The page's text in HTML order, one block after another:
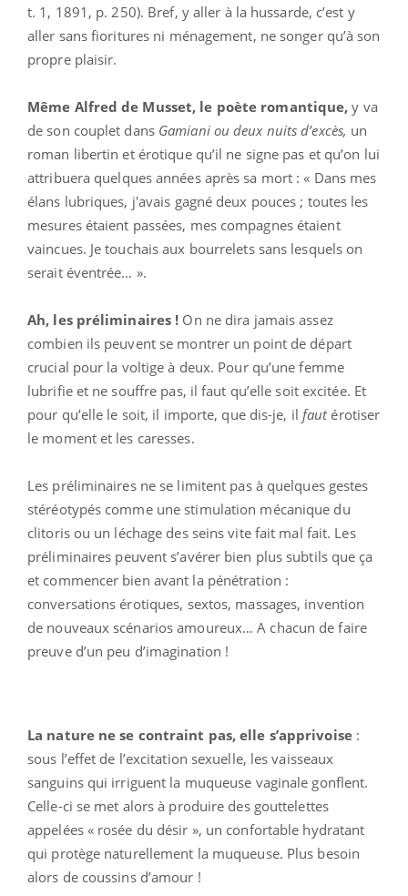
t. 1, 1891, p. 250). Bref, y aller à la hussarde, c’est y
aller sans fioritures ni ménagement, ne songer qu’à son
propre plaisir.
Même Alfred de Musset, le poète romantique,y va
de son couplet dans Gamiani ou deux nuits d’excès, un
roman libertin et érotique qu’il ne signe pas et qu’on lui
attribuera quelques années après sa mort : « Dans mes
élans lubriques, j'avais gagné deux pouces ; toutes les
mesures étaient passées, mes compagnes étaient
vaincues. Je touchais aux bourrelets sans lesquels on
serait éventrée… ».
Ah, les préliminaires ! On ne dira jamais assez
combien ils peuvent se montrer un point de départ
crucial pour la voltige à deux. Pour qu’une femme
lubrifie et ne souffre pas, il faut qu’elle soit excitée. Et
pour qu’elle le soit, il importe, que dis-je, il faut érotiser
le moment et les caresses.
Les préliminaires ne se limitent pas à quelques gestes
stéréotypés comme une stimulation mécanique du
clitoris ou un léchage des seins vite fait mal fait. Les
préliminaires peuvent s’avérer bien plus subtils que ça
et commencer bien avant la pénétration :
conversations érotiques, sextos, massages, invention
de nouveaux scénarios amoureux… A chacun de faire
preuve d’un peu d’imagination !
La nature ne se contraint pas, elle s’apprivoise :
sous l’effet de l’excitation sexuelle, les vaisseaux
sanguins qui irriguent la muqueuse vaginale gonflent.
Celle-ci se met alors à produire des gouttelettes
appelées « rosée du désir », un confortable hydratant
qui protège naturellement la muqueuse. Plus besoin
alors de coussins d’amour !